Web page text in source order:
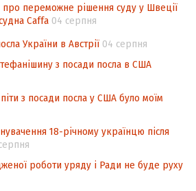
безпека суспільства
про переможне рішення суду у Швеції
Caffa 04 серпня
України в Австрії 04 серпня
з посади посла в США
з посади посла у США було моїм
18-річному українцю після
роботи уряду і Ради не буде руху